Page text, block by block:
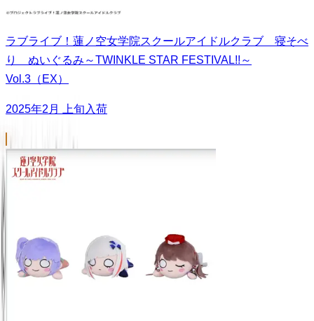
ラブライブ！蓮ノ空女学院スクールアイドルクラブ 寝そべ
り ぬいぐるみ～TWINKLE STAR FESTIVAL!!～
Vol.3（EX）
2025年2月 上旬入荷